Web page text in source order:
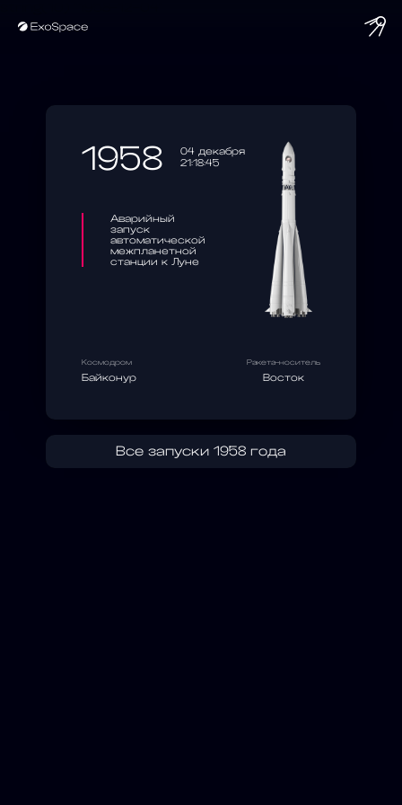
1958
04 декабря
21:18:45
Аварийный
запуск
автоматической
межпланетной
станции к Луне
Космодром
Байконур
Ракета-носитель
Восток
Все запуски 1958 года